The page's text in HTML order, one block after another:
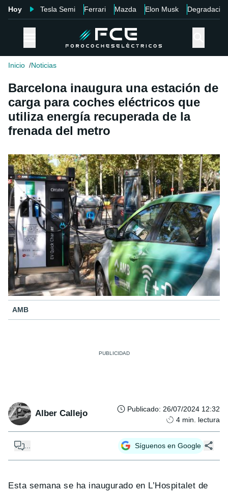
Hoy Tesla Semi Ferrari Mazda Elon Musk Degradación
Inicio Noticias
Barcelona inaugura una estación de
carga para coches eléctricos que
utiliza energía recuperada de la
frenada del metro
AMB
Alber Callejo Publicado: 26/07/2024 12:32
4 min. lectura
Síguenos en Google
Esta semana se ha inaugurado en L’Hospitalet de